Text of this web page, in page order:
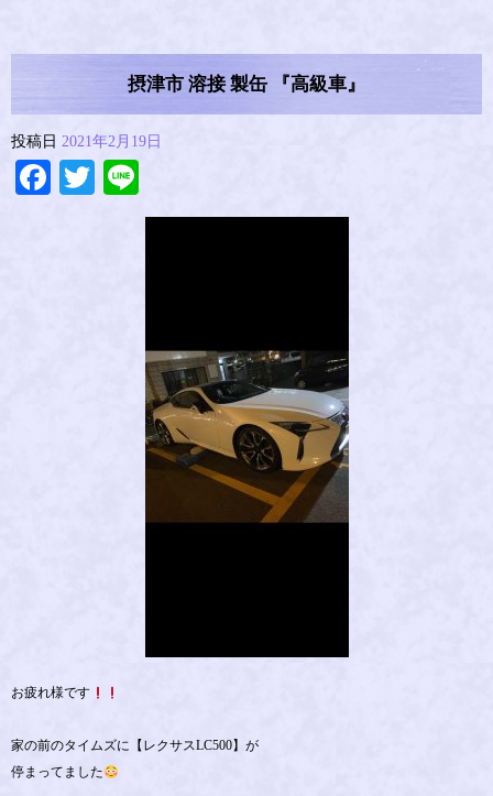
摂津市 溶接 製缶 『高級車』
投稿日 2021年2月19日
Facebook
Twitter
お疲れ様です
家の前のタイムズに【レクサスLC500】が
停まってました